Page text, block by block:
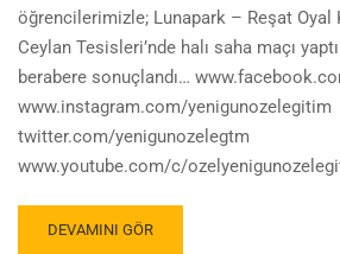
öğrencilerimizle; Lunapark – Reşat Oyal
Ceylan Tesisleri’nde halı saha maçı
berabere sonuçlandı…
www.instagram.com/yenigunozelegitim
twitter.com/yenigunozelegtm
www.youtube.com/c/
DEVAMINI GÖR